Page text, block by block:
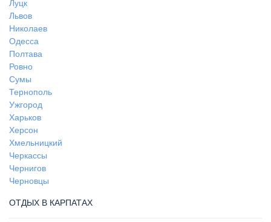
Луцк
Львов
Николаев
Одесса
Полтава
Ровно
Сумы
Тернополь
Ужгород
Харьков
Херсон
Хмельницкий
Черкассы
Чернигов
Черновцы
ОТДЫХ В КАРПАТАХ